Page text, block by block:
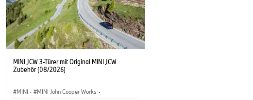
MINI JCW 3-Türer mit Original MINI JCW
Zubehör (08/2026)
MINI · MINI John Cooper Works ·